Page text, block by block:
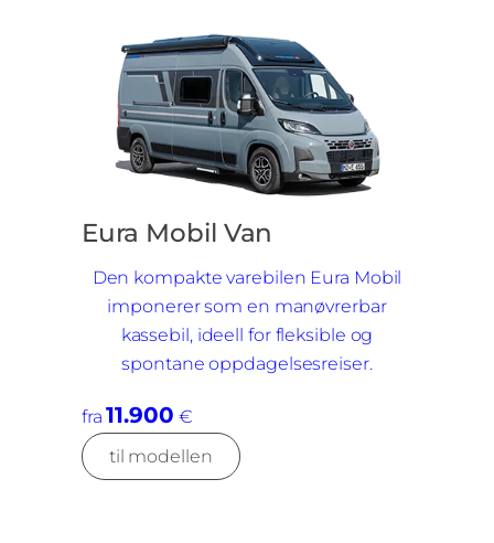
Eura Mobil Van
Den kompakte varebilen Eura Mobil
imponerer som en manøvrerbar
kassebil, ideell for fleksible og
spontane oppdagelsesreiser.
fra11.900 €
til modellen